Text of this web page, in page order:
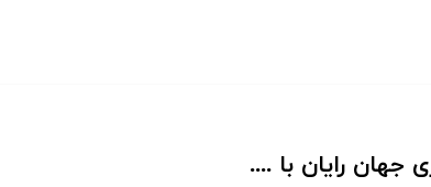
جهان رایان با ....